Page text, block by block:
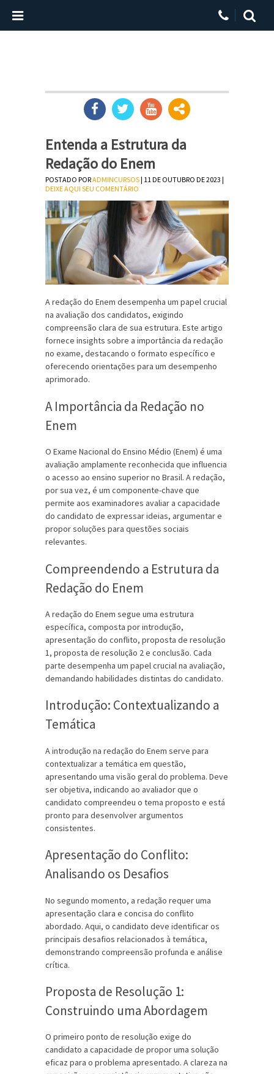
Entenda a Estrutura da
Redação do Enem
POSTADO PORADMINCURSOS| 11 DE OUTUBRO DE 2023 |
DEIXE AQUI SEU COMENTÁRIO
A redação do Enem desempenha um papel crucial
na avaliação dos candidatos, exigindo
compreensão clara de sua estrutura. Este artigo
fornece insights sobre a importância da redação
no exame, destacando o formato específico e
oferecendo orientações para um desempenho
aprimorado.
A Importância da Redação no
Enem
O Exame Nacional do Ensino Médio (Enem) é uma
avaliação amplamente reconhecida que influencia
o acesso ao ensino superior no Brasil. A redação,
por sua vez, é um componente-chave que
permite aos examinadores avaliar a capacidade
do candidato de expressar ideias, argumentar e
propor soluções para questões sociais
relevantes.
Compreendendo a Estrutura da
Redação do Enem
A redação do Enem segue uma estrutura
específica, composta por introdução,
apresentação do conflito, proposta de resolução
1, proposta de resolução 2 e conclusão. Cada
parte desempenha um papel crucial na avaliação,
demandando habilidades distintas do candidato.
Introdução: Contextualizando a
Temática
A introdução na redação do Enem serve para
contextualizar a temática em questão,
apresentando uma visão geral do problema. Deve
ser objetiva, indicando ao avaliador que o
candidato compreendeu o tema proposto e está
pronto para desenvolver argumentos
consistentes.
Apresentação do Conflito:
Analisando os Desafios
No segundo momento, a redação requer uma
apresentação clara e concisa do conflito
abordado. Aqui, o candidato deve identificar os
principais desafios relacionados à temática,
demonstrando compreensão profunda e análise
crítica.
Proposta de Resolução 1:
Construindo uma Abordagem
O primeiro ponto de resolução exige do
candidato a capacidade de propor uma solução
eficaz para o problema apresentado. A clareza na